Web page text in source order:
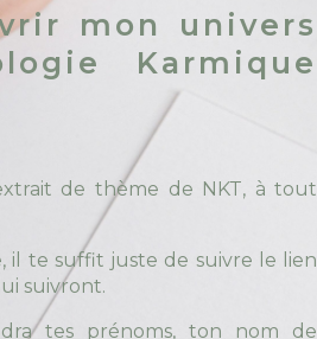
mon univers
Karmique
de thème de NKT, à tout
il te suffit juste de suivre le lien
suivront.
tes prénoms, ton nom de